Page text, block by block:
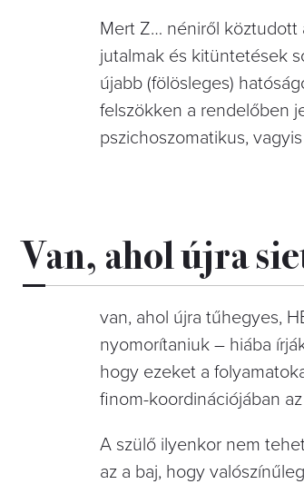
Mert Z… néniről köztudott
jutalmak és kitüntetések
újabb (fölösleges)
felszökken a rendelőben
pszichoszomatikus,
Van, ahol újra
van, ahol újra tűhegyes,
nyomorítaniuk – hiába
hogy ezeket a
finom-koordinációjában
A szülő ilyenkor nem
az a baj, hogy